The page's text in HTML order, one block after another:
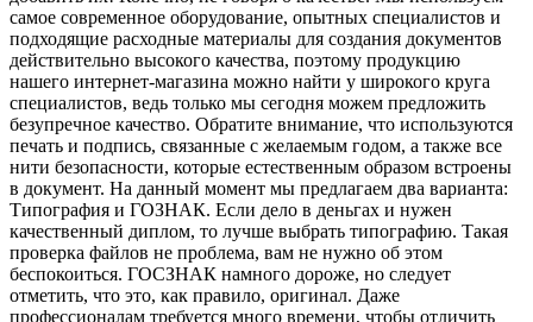
самое современное оборудование, опытных специалистов и
подходящие расходные материалы для создания документов
действительно высокого качества, поэтому продукцию
нашего интернет-магазина можно найти у широкого круга
специалистов, ведь только мы сегодня можем предложить
безупречное качество. Обратите внимание, что используются
печать и подпись, связанные с желаемым годом, а также все
нити безопасности, которые естественным образом встроены
в документ. На данный момент мы предлагаем два варианта:
Типография и ГОЗНАК. Если дело в деньгах и нужен
качественный диплом, то лучше выбрать типографию. Такая
проверка файлов не проблема, вам не нужно об этом
беспокоиться. ГОСЗНАК намного дороже, но следует
отметить, что это, как правило, оригинал. Даже
профессионалам требуется много времени, чтобы отличить